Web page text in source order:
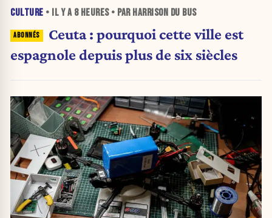
CULTURE • IL Y A 8 HEURES• PAR HARRISON DU BUS
Ceuta : pourquoi cette ville est
espagnole depuis plus de six siècles